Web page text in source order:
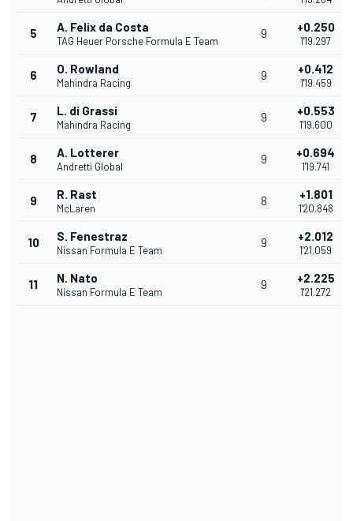
5 A. Felix da Costa
TAG Heuer Porsche Formula E Team
9 +0.250
1'19.297
6 O. Rowland
Mahindra Racing
9 +0.412
1'19.459
7 L. di Grassi
Mahindra Racing
9 +0.553
1'19.600
8 A. Lotterer
Andretti Global
9 +0.694
1'19.741
9 R. Rast
McLaren
8 +1.801
1'20.848
10 S. Fenestraz
Nissan Formula E Team
9 +2.012
1'21.059
11 N. Nato
Nissan Formula E Team
9 +2.225
1'21.272